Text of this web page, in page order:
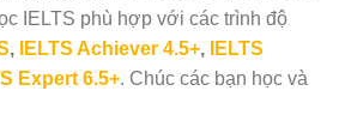
IELTS phù hợp với các trình độ
, IELTS Achiever 4.5+,
IELTS
Expert 6.5+. Chúc các bạn học và